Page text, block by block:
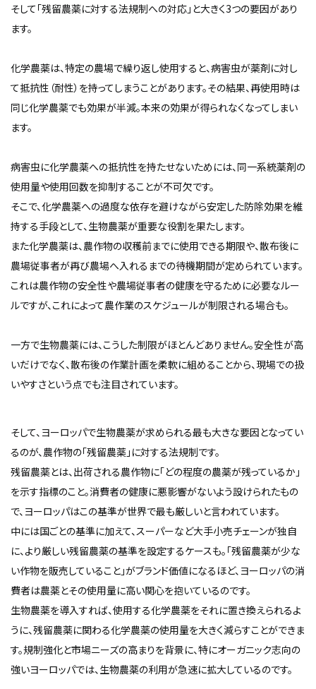
そして「残留農薬に対する法規制への対応」と大きく3つの要因があり
ます。
化学農薬は、特定の農場で繰り返し使用すると、病害虫が薬剤に対し
て抵抗性（耐性）を持ってしまうことがあります。その結果、再使用時は
同じ化学農薬でも効果が半減。本来の効果が得られなくなってしまい
ます。
病害虫に化学農薬への抵抗性を持たせないためには、同一系統薬剤の
使用量や使用回数を抑制することが不可欠です。
そこで、化学農薬への過度な依存を避けながら安定した防除効果を維
持する手段として、生物農薬が重要な役割を果たします。
また化学農薬は、農作物の収穫前までに使用できる期限や、散布後に
農場従事者が再び農場へ入れるまでの待機期間が定められています。
これは農作物の安全性や農場従事者の健康を守るために必要なルー
ルですが、これによって農作業のスケジュールが制限される場合も。
一方で生物農薬には、こうした制限がほとんどありません。安全性が高
いだけでなく、散布後の作業計画を柔軟に組めることから、現場での扱
いやすさという点でも注目されています。
そして、ヨーロッパで生物農薬が求められる最も大きな要因となってい
るのが、農作物の「残留農薬」に対する法規制です。
残留農薬とは、出荷される農作物に「どの程度の農薬が残っているか」
を示す指標のこと。消費者の健康に悪影響がないよう設けられたもの
で、ヨーロッパはこの基準が世界で最も厳しいと言われています。
中には国ごとの基準に加えて、スーパーなど大手小売チェーンが独自
に、より厳しい残留農薬の基準を設定するケースも。「残留農薬が少な
い作物を販売していること」がブランド価値になるほど、ヨーロッパの消
費者は農薬とその使用量に高い関心を抱いているのです。
生物農薬を導入すれば、使用する化学農薬をそれに置き換えられるよ
うに、残留農薬に関わる化学農薬の使用量を大きく減らすことができま
す。規制強化と市場ニーズの高まりを背景に、特にオーガニック志向の
強いヨーロッパでは、生物農薬の利用が急速に拡大しているのです。